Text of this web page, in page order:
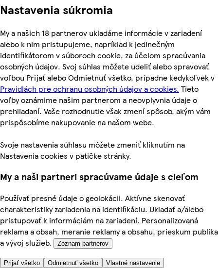
Nastavenia súkromia
My a našich 18 partnerov ukladáme informácie v zariadení
alebo k nim pristupujeme, napríklad k jedinečným
identifikátorom v súboroch cookie, za účelom spracúvania
osobných údajov. Svoj súhlas môžete udeliť alebo spravovať
voľbou Prijať alebo Odmietnuť všetko, prípadne kedykoľvek v
Pravidlách pre ochranu osobných údajov a cookies. Tieto
voľby oznámime našim partnerom a neovplyvnia údaje o
prehliadaní. Vaše rozhodnutie však zmení spôsob, akým vám
prispôsobíme nakupovanie na našom webe.
Svoje nastavenia súhlasu môžete zmeniť kliknutím na
Nastavenia cookies v pätičke stránky.
My a naši partneri spracúvame údaje s cieľom
Používať presné údaje o geolokácii. Aktívne skenovať
charakteristiky zariadenia na identifikáciu. Ukladať a/alebo
pristupovať k informáciám na zariadení. Personalizovaná
reklama a obsah, meranie reklamy a obsahu, prieskum publika
a vývoj služieb.
Zoznam partnerov
Prijať všetko Odmietnuť všetko Vlastné nastavenie